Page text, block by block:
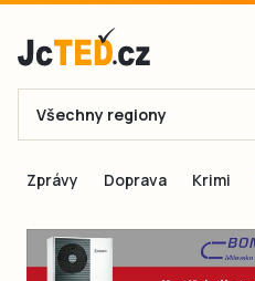
E-mail
Všechny regiony
Zprávy Doprava Krimi